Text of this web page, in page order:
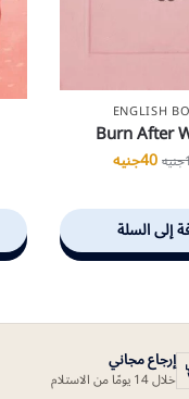
ENGLISH
Burn After
جنيه40جنيه
إلى السلة
إرجاع مجاني
خلال 14 يومًا من الاستلام